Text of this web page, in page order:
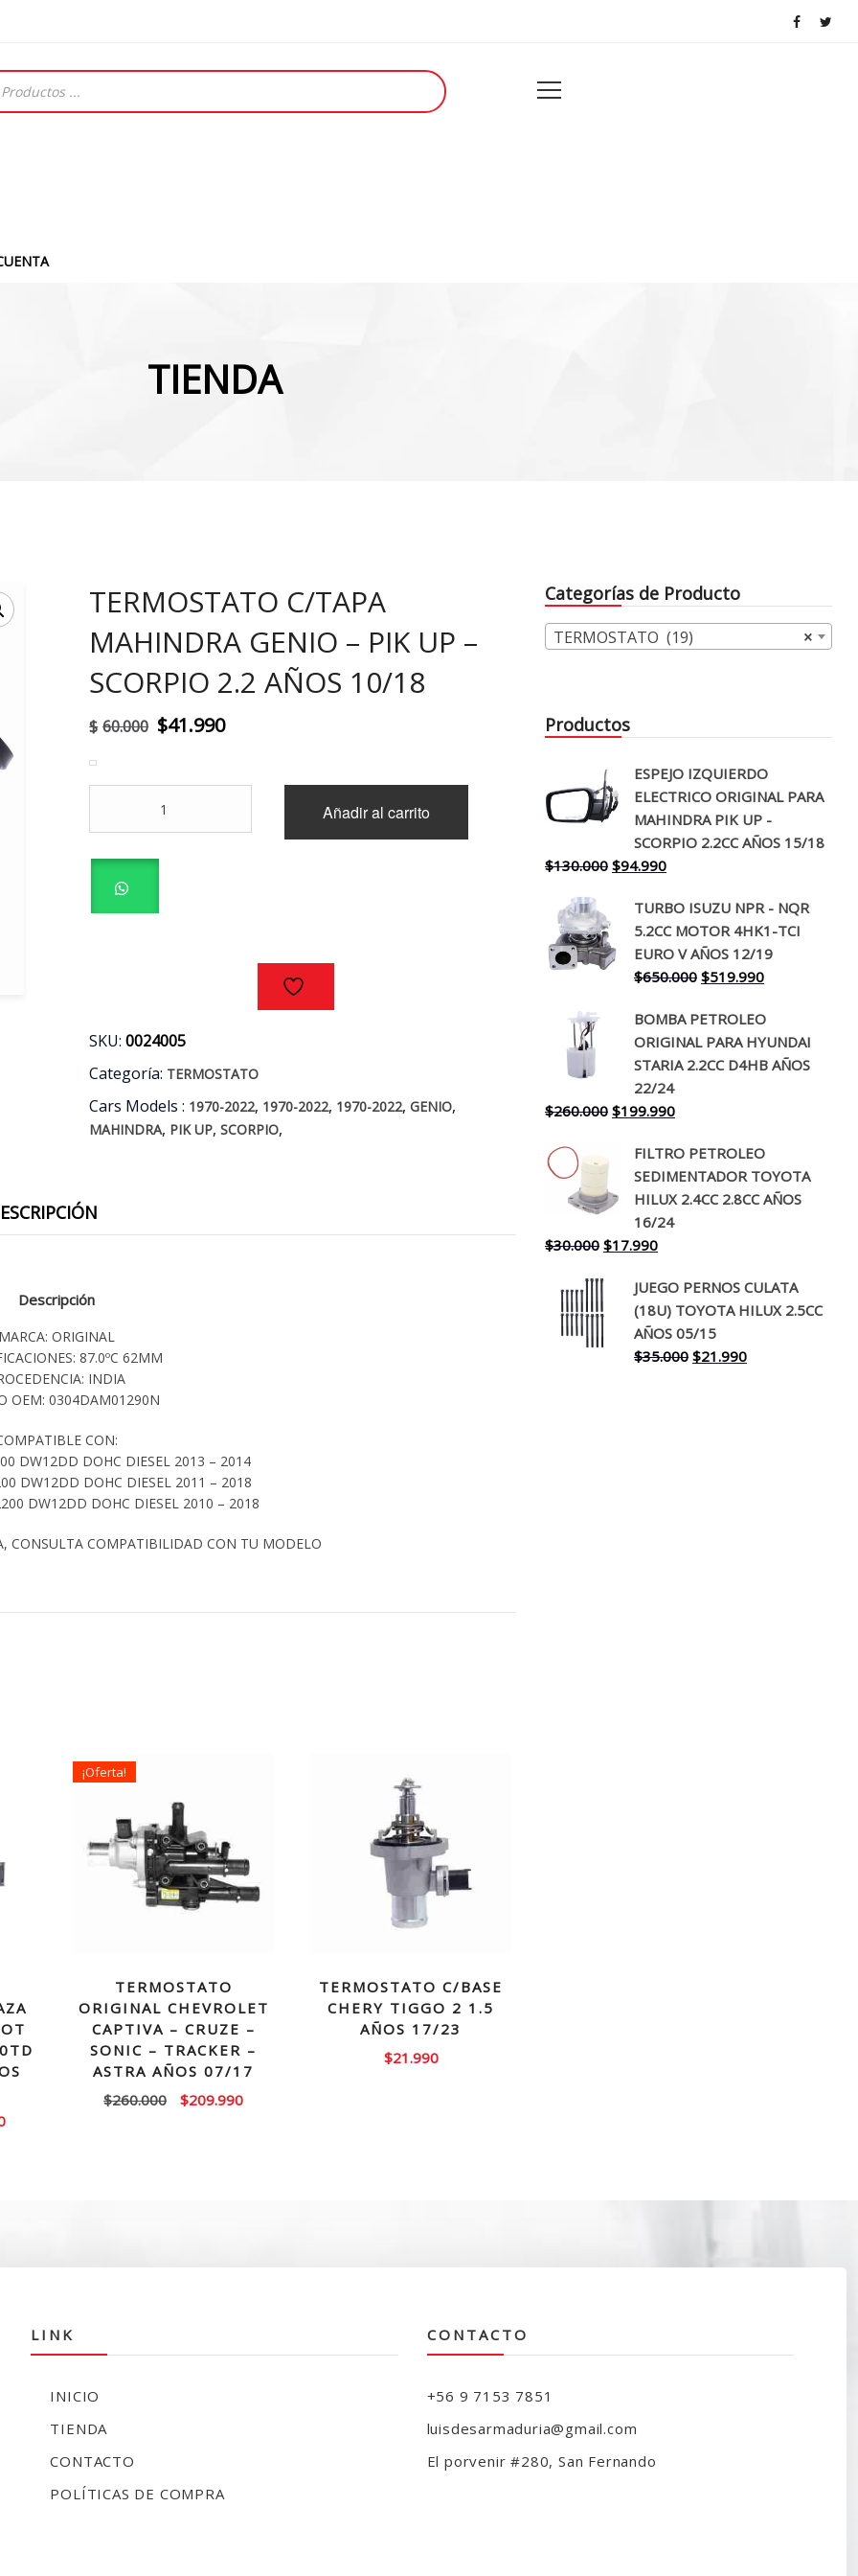
TIENDA
TERMOSTATO C/TAPA
MAHINDRA GENIO – PIK UP –
SCORPIO 2.2 AÑOS 10/18
$ 60.000 El
original
era:
$41.990El
actual
$41.990.
MAHINDRA
GENIO
UP
cantidad
Añadir al carrito
SKU:0024005
Categoría: TERMOSTATO
Cars Models : 1970-2022, 1970-2022, 1970-2022,GENIO,
MAHINDRA, PIK UP,SCORPIO,
Descripción
ORIGINAL
87.0ºC 62MM
INDIA
OEM: 0304DAM01290N
CON:
DW12DD DOHC DIESEL 2013 – 2014
DW12DD DOHC DIESEL 2011 – 2018
DW12DD DOHC DIESEL 2010 – 2018
CONSULTA COMPATIBILIDAD CON TU MODELO
El
¡Oferta!
TERMOSTATO
ORIGINAL CHEVROLET
CAPTIVA – CRUZE –
SONIC – TRACKER –
ASTRA AÑOS 07/17
$260.000
El
$209.990El
TERMOSTATO C/BASE
CHERY TIGGO 2 1.5
AÑOS 17/23
$21.990
Categorías de Producto
×
TERMOSTATO (19)
Productos
ESPEJO IZQUIERDO
ELECTRICO ORIGINAL PARA
MAHINDRA PIK UP -
SCORPIO 2.2CC AÑOS 15/18
$130.000 El
original
era:
$130.000.
$94.990El
actual
es:
$94.990.
TURBO ISUZU NPR - NQR
5.2CC MOTOR 4HK1-TCI
EURO V AÑOS 12/19
$650.000 El
original
era:
$650.000.
$519.990El
actual
es:
$519.990.
BOMBA PETROLEO
ORIGINAL PARA HYUNDAI
STARIA 2.2CC D4HB AÑOS
22/24
$260.000 El
original
era:
$260.000.
$199.990El
actual
es:
$199.990.
FILTRO PETROLEO
SEDIMENTADOR TOYOTA
HILUX 2.4CC 2.8CC AÑOS
16/24
$30.000 El
original
era:
$30.000.
$17.990El
actual
es:
$17.990.
JUEGO PERNOS CULATA
(18U) TOYOTA HILUX 2.5CC
AÑOS 05/15
$35.000 El
$21.990El
LINK
INICIO
TIENDA
CONTACTO
POLÍTICAS DE COMPRA
CONTACTO
+56 9 7153 7851
luisdesarmaduria@gmail.com
El porvenir #280, San Fernando